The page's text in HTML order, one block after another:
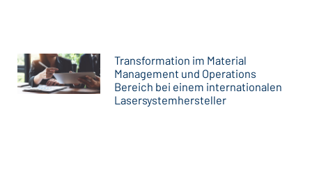
Transformation im Material
Management und Operations
Bereich bei einem internationalen
Lasersystemhersteller